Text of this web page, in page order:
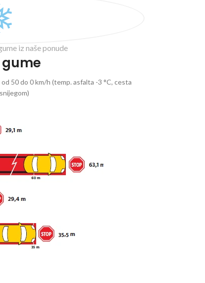
iz naše ponude
gume
50 do 0 km/h (temp. asfalta -3 °C, cesta